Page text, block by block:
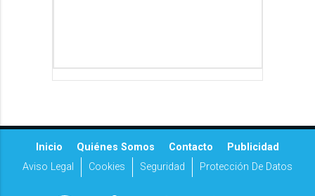
Inicio Quiénes Somos Contacto
Publicidad
Aviso Legal
Cookies Seguridad Protección De Datos